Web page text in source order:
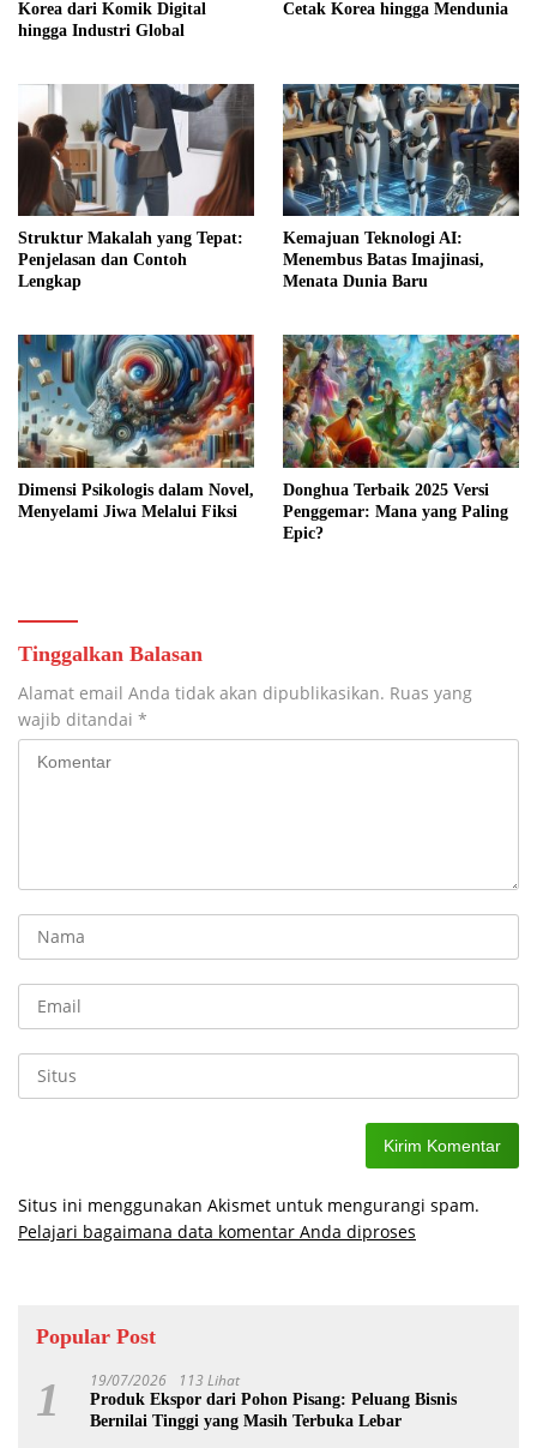
Korea dari Komik Digital
hingga Industri Global
Cetak Korea hingga Mendunia
Struktur Makalah yang Tepat:
Penjelasan dan Contoh
Lengkap
Kemajuan Teknologi AI:
Menembus Batas Imajinasi,
Menata Dunia Baru
Dimensi Psikologis dalam Novel,
Menyelami Jiwa Melalui Fiksi
Donghua Terbaik 2025 Versi
Penggemar: Mana yang Paling
Epic?
Tinggalkan Balasan
Alamat email Anda tidak akan dipublikasikan. Ruas yang
wajib ditandai *
Situs ini menggunakan Akismet untuk mengurangi spam.
Pelajari bagaimana data komentar Anda diproses
Popular Post
1 19/07/2026 113 Lihat
Produk Ekspor dari Pohon Pisang: Peluang Bisnis
Bernilai Tinggi yang Masih Terbuka Lebar